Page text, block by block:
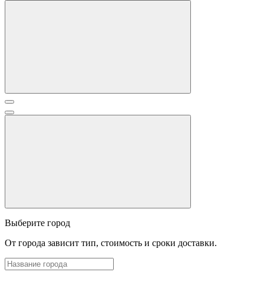
Выберите город
От города зависит тип, стоимость и сроки доставки.